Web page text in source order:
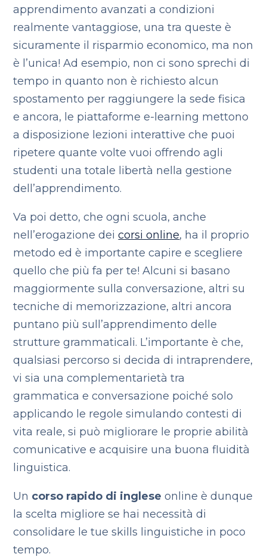
apprendimento avanzati a condizioni
realmente vantaggiose, una tra queste è
sicuramente il risparmio economico, ma non
è l’unica! Ad esempio, non ci sono sprechi di
tempo in quanto non è richiesto alcun
spostamento per raggiungere la sede fisica
e ancora, le piattaforme e-learning mettono
a disposizione lezioni interattive che puoi
ripetere quante volte vuoi offrendo agli
studenti una totale libertà nella gestione
dell’apprendimento.
Va poi detto, che ogni scuola, anche
nell’erogazione deicorsi online, ha il proprio
metodo ed è importante capire e scegliere
quello che più fa per te! Alcuni si basano
maggiormente sulla conversazione, altri su
tecniche di memorizzazione, altri ancora
puntano più sull’apprendimento delle
strutture grammaticali. L’importante è che,
qualsiasi percorso si decida di intraprendere,
vi sia una complementarietà tra
grammatica e conversazione poiché solo
applicando le regole simulando contesti di
vita reale, si può migliorare le proprie abilità
comunicative e acquisire una buona fluidità
linguistica.
Un corso rapido di inglese online è dunque
la scelta migliore se hai necessità di
consolidare le tue skills linguistiche in poco
tempo.